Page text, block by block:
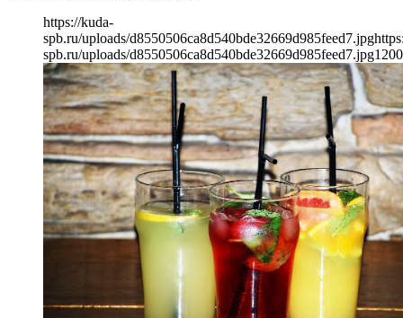
https://kuda-
spb.ru/uploads/d8550506ca8d540bde32669d985feed7.jpg
spb.ru/uploads/d8550506ca8d540bde32669d985feed7.jpg1200